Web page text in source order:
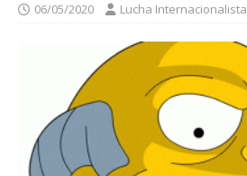
06/05/2020 Lucha Internacionalista